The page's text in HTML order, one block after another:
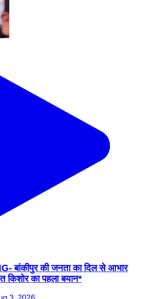
बांकीपुर की जनता का दिल से आभार
किशोर का पहला बयान*